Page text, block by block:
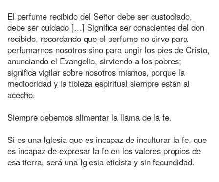
El perfume recibido del Señor debe ser custodiado,
debe ser cuidado […] Significa ser conscientes del don
recibido, recordando que el perfume no sirve para
perfumarnos nosotros sino para ungir los pies de Cristo,
anunciando el Evangelio, sirviendo a los pobres;
significa vigilar sobre nosotros mismos, porque la
mediocridad y la tibieza espiritual siempre están al
acecho.
Siempre debemos alimentar la llama de la fe.
Si es una Iglesia que es incapaz de inculturar la fe, que
es incapaz de expresar la fe en los valores propios de
esa tierra, será una Iglesia eticista y sin fecundidad.